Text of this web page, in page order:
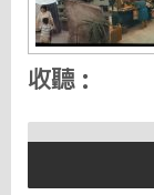
收聽：